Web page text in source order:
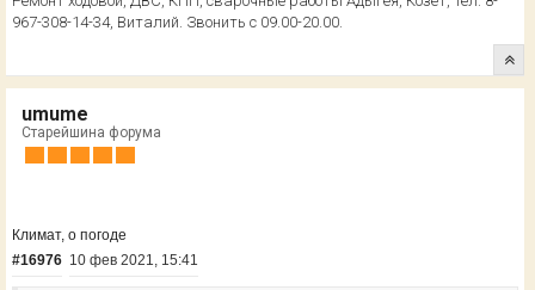
967-308-14-34, Виталий. Звонить с 09.00-20.00.
umume
Старейшина форума
Климат, о погоде
#16976 10 фев 2021, 15:41